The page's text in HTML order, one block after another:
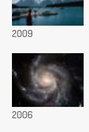
2009
2006